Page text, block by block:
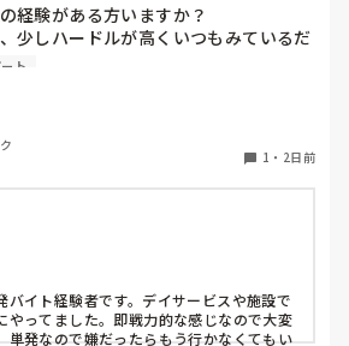
経験がある方いますか？
少しハードルが高くいつもみているだ
りたいです。
ート
1 ・ 2日前
バイト経験者です。デイサービスや施設で
やってました。即戦力的な感じなので大変
単発なので嫌だったらもう行かなくてもい